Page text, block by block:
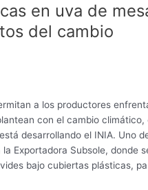
en uva de
del cambio
a los productores
con el cambio climático,
desarrollando el INIA. Uno
Exportadora Subsole, donde
bajo cubiertas plásticas,